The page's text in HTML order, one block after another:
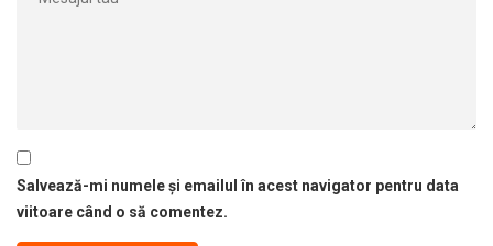
Salvează-mi numele și emailul în acest navigator pentru data
viitoare când o să comentez.